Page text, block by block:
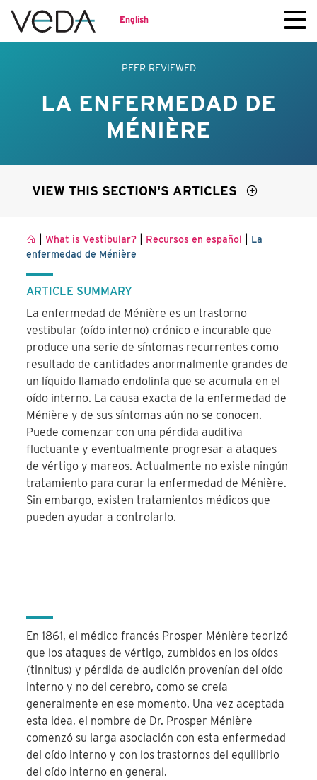
English
PEER REVIEWED
LA ENFERMEDAD DE
MÉNIÈRE
VIEW THIS SECTION'S ARTICLES
|What is Vestibular? Recursos en español
La
enfermedad de Ménière
ARTICLE SUMMARY
La enfermedad de Ménière es un trastorno
vestibular (oído interno) crónico e incurable que
produce una serie de síntomas recurrentes como
resultado de cantidades anormalmente grandes de
un líquido llamado endolinfa que se acumula en el
oído interno. La causa exacta de la enfermedad de
Ménière y de sus síntomas aún no se conocen.
Puede comenzar con una pérdida auditiva
fluctuante y eventualmente progresar a ataques
de vértigo y mareos. Actualmente no existe ningún
tratamiento para curar la enfermedad de Ménière.
Sin embargo, existen tratamientos médicos que
pueden ayudar a controlarlo.
En 1861, el médico francés Prosper Ménière teorizó
que los ataques de vértigo, zumbidos en los oídos
(tinnitus) y pérdida de audición provenían del oído
interno y no del cerebro, como se creía
generalmente en ese momento. Una vez aceptada
esta idea, el nombre de Dr. Prosper Ménière
comenzó su larga asociación con esta enfermedad
del oído interno y con los trastornos del equilibrio
del oído interno en general.